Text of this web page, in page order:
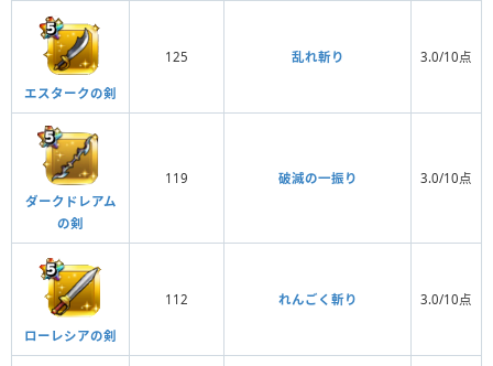
エスタークの剣
125 乱れ斬り 3.0/10点
ダークドレアム
の剣
119 破滅の一振り 3.0/10点
ローレシアの剣
112 れんごく斬り 3.0/10点